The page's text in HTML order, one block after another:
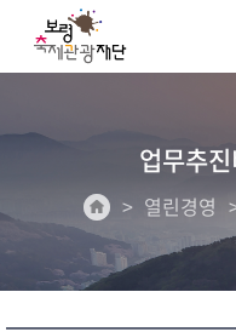
업무추
열린경영